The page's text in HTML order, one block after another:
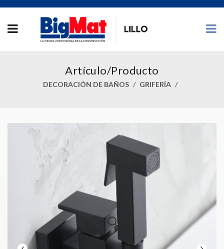
Artículo/Producto
DECORACIÓN DE BAÑOS GRIFERÍA